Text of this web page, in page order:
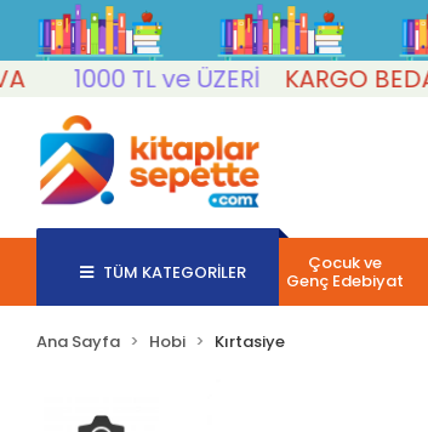
1000 TL ve ÜZERİ
KARGO BEDAVA
TÜM KATEGORİLER Çocuk ve
Genç Edebiyat
Ana Sayfa Hobi Kırtasiye